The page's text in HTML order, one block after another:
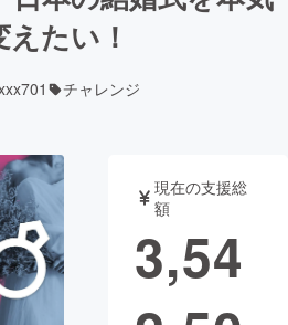
着プロ募集終了が近いプ
ガジェット
書籍・雑誌
えたい！
チャレンジ
現在の支援総
額
3,54